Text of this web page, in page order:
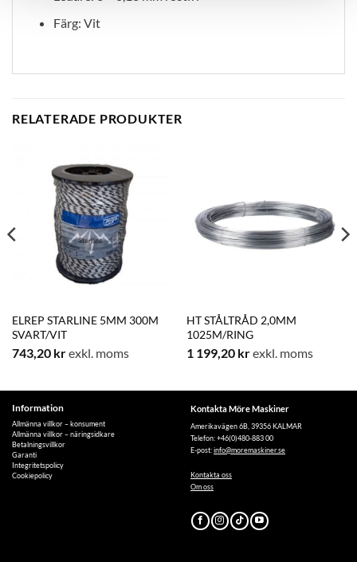
Färg: Vit
RELATERADE PRODUKTER
ELREP STARLINE 5MM 300M
SVART/VIT
743,20 krexkl. moms
HT STÅLTRÅD 2,0MM
1025M/RING
1 199,20 krexkl. moms
Information
Allmänna villkor – konsument
Allmänna villkor – näringsidkare
Betalningsvillkor
Garanti
Integritetspolicy
Cookiepolicy
Kontakta Möre Maskiner
Amerikavägen 6B, 39356 KALMAR
Telefon: +46(0)480-883 00
E-post:info@moremaskiner.se
Kontakta oss
Om oss